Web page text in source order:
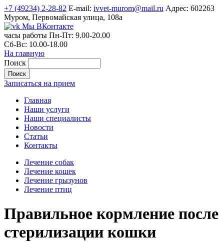
+7 (49234) 2-28-82 E-mail: ivvet-murom@mail.ru Адрес: 602263
Муром, Первомайская улица, 108а
Мы ВКонтакте
часы работы Пн-Пт: 9.00-20.00
Сб-Вс: 10.00-18.00
На главную
Поиск
Записаться на прием
Главная
Наши услуги
Наши специалисты
Новости
Статьи
Контакты
Лечение собак
Лечение кошек
Лечение грызунов
Лечение птиц
Правильное кормление после
стерилизации кошки